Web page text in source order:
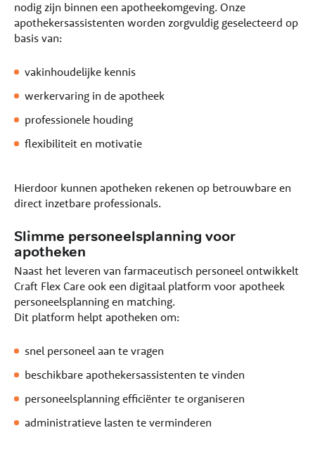
nodig zijn binnen een apotheekomgeving. Onze
apothekersassistenten worden zorgvuldig geselecteerd op
basis van:
vakinhoudelijke kennis
werkervaring in de apotheek
professionele houding
flexibiliteit en motivatie
Hierdoor kunnen apotheken rekenen op betrouwbare en
direct inzetbare professionals.
Slimme personeelsplanning voor
apotheken
Naast het leveren van farmaceutisch personeel ontwikkelt
Craft Flex Care ook een digitaal platform voor apotheek
personeelsplanning en matching.
Dit platform helpt apotheken om:
snel personeel aan te vragen
beschikbare apothekersassistenten te vinden
personeelsplanning efficiënter te organiseren
administratieve lasten te verminderen